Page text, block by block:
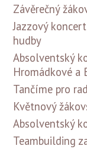
Závěrečný
Jazzový
hudby
Absolventský
Hromádkové a
Tančíme pro
Květnový
Absolventský
Teambuilding